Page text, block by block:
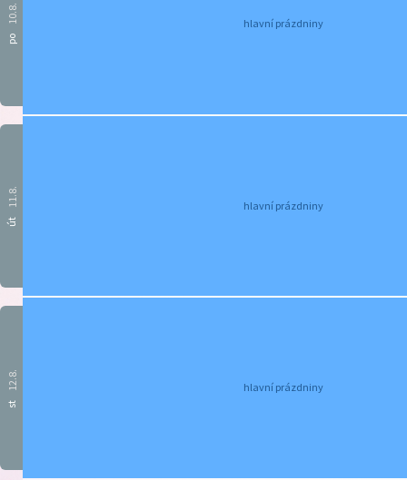
po
10.8. hlavní prázdniny
út
11.8. hlavní prázdniny
st
12.8. hlavní prázdniny